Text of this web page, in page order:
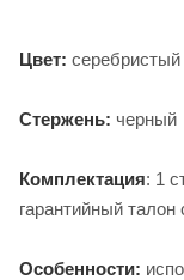
Цвет: серебристый
Стержень: черный
Комплектация: 1
гарантийный талон
Особенности: